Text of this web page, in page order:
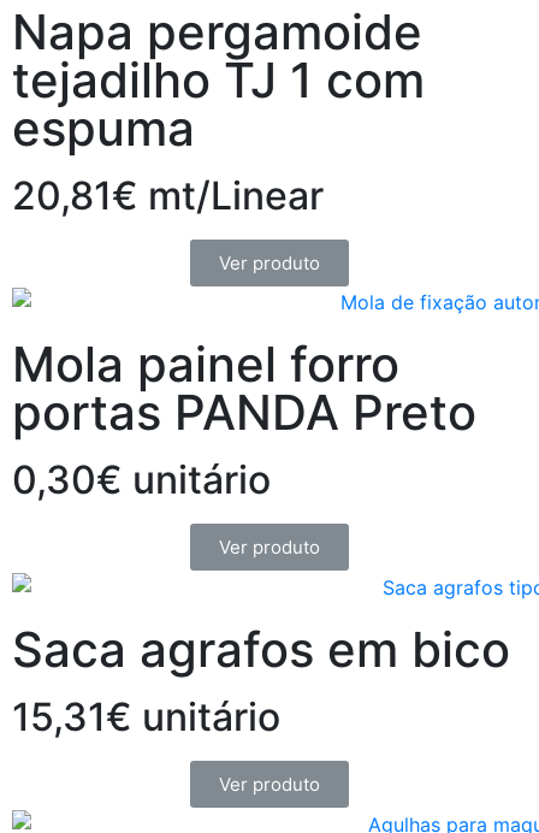
Napa pergamoide
tejadilho TJ 1 com
espuma
20,81€ mt/Linear
Ver produto
Mola painel forro
portas PANDA Preto
0,30€ unitário
Ver produto
Saca agrafos em bico
15,31€ unitário
Ver produto